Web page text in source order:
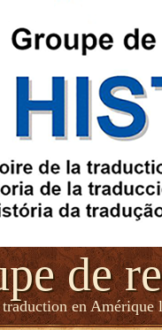
de
en Amérique